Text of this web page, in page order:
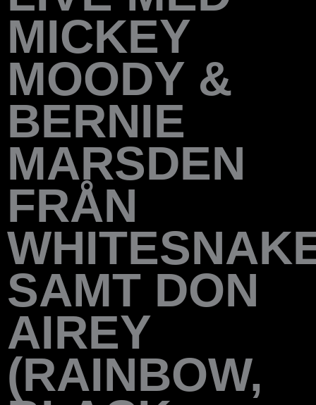
MICKEY
MOODY &
BERNIE
MARSDEN
FRÅN
SAMT DON
AIREY
(RAINBOW,